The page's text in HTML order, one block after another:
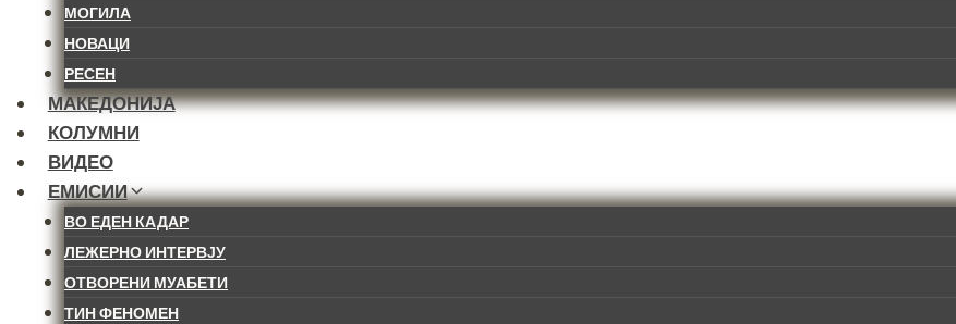
МОГИЛА
НОВАЦИ
РЕСЕН
МАКЕДОНИЈА
КОЛУМНИ
ВИДЕО
ЕМИСИИ
ВО ЕДЕН КАДАР
ЛЕЖЕРНО ИНТЕРВЈУ
ОТВОРЕНИ МУАБЕТИ
ТИН ФЕНОМЕН